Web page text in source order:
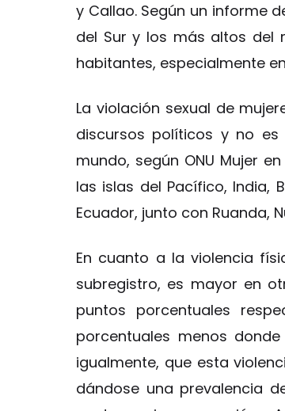
y Callao. Según un informe
del Sur y los más altos del
habitantes, especialmente
La violación sexual de
discursos políticos y no
mundo, según ONU Mujer
las islas del Pacífico, India,
Ecuador, junto con Ruanda,
En cuanto a la violencia
subregistro, es mayor en
puntos porcentuales
porcentuales menos
igualmente, que esta
dándose una prevalencia